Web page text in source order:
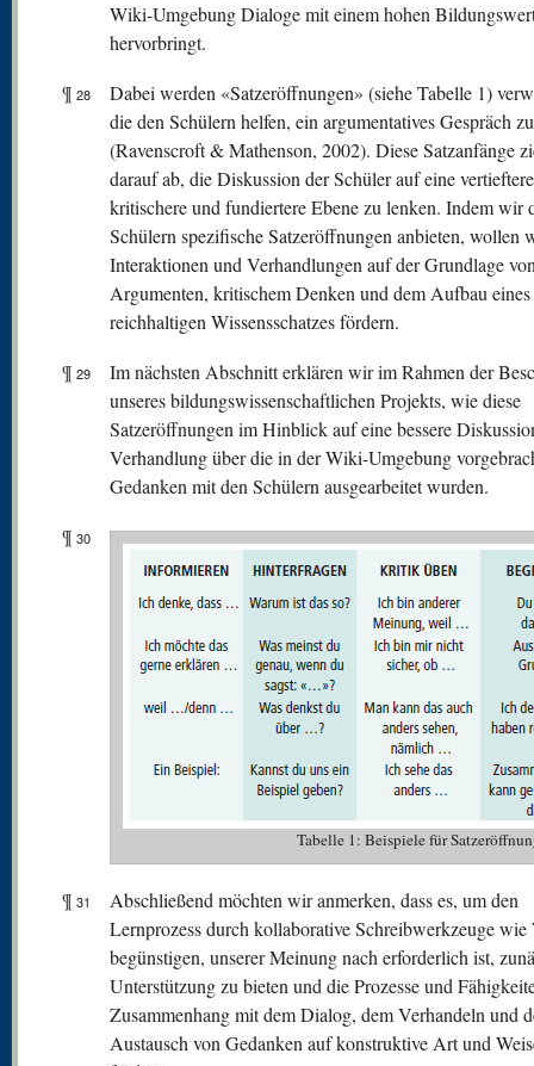
Wiki-Umgebung Dialoge mit einem hohen
hervorbringt.
¶ 28
Dabei werden «Satzeröffnungen» (siehe Tabelle 1)
die den Schülern helfen, ein argumentatives Gespräch
(Ravenscroft & Mathenson, 2002). Diese Satzanfänge
darauf ab, die Diskussion der Schüler auf eine
kritischere und fundiertere Ebene zu lenken. Indem wir
Schülern spezifische Satzeröffnungen anbieten, wollen
Interaktionen und Verhandlungen auf der Grundlage
Argumenten, kritischem Denken und dem Aufbau eines
reichhaltigen Wissensschatzes fördern.
¶ 29
Im nächsten Abschnitt erklären wir im Rahmen der
unseres bildungswissenschaftlichen Projekts, wie diese
Satzeröffnungen im Hinblick auf eine bessere
Verhandlung über die in der Wiki-Umgebung
Gedanken mit den Schülern ausgearbeitet wurden.
¶ 30
Tabelle 1: Beispiele für
¶ 31
Abschließend möchten wir anmerken, dass es, um den
Lernprozess durch kollaborative Schreibwerkzeuge
begünstigen, unserer Meinung nach erforderlich ist,
Unterstützung zu bieten und die Prozesse und
Zusammenhang mit dem Dialog, dem Verhandeln und
Austausch von Gedanken auf konstruktive Art und